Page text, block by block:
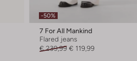
-50%
7 For All Mankind
Flared jeans
€ 239,99 € 119,99